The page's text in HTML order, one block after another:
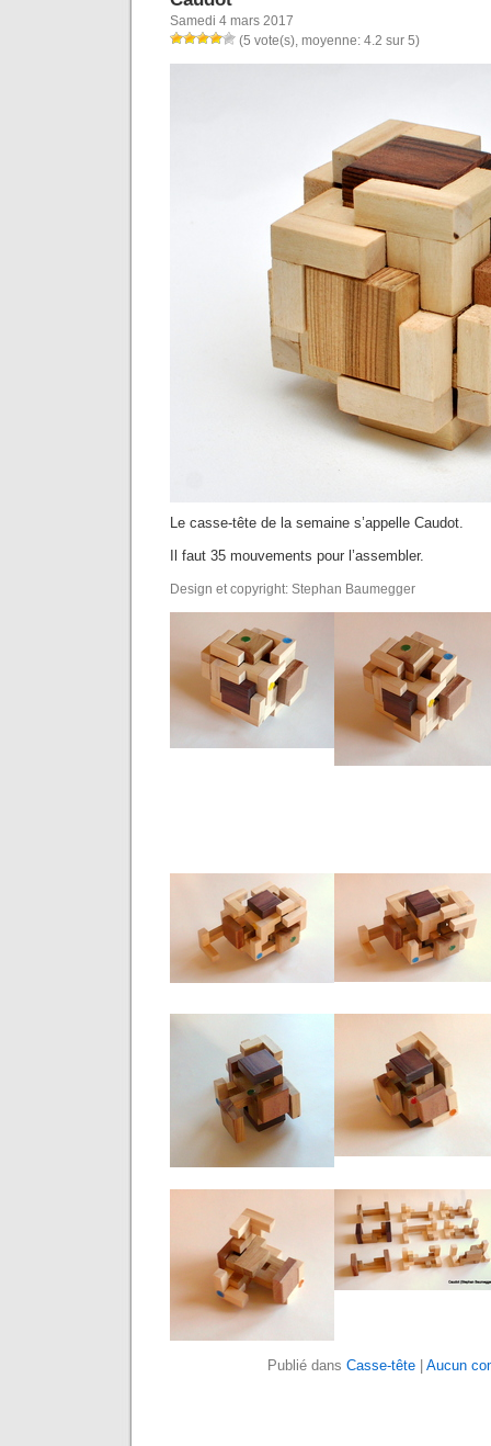
Samedi 4 mars 2017
(5 vote(s), moyenne: 4.2 sur 5)
Le casse-tête de la semaine s’appelle Caudot.
Il faut 35 mouvements pour l’assembler.
Design et copyright: Stephan Baumegger
Publié dans Casse-tête Aucun